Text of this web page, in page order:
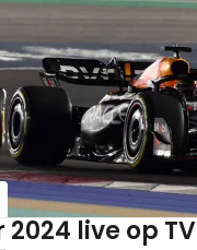
2024 live op TV